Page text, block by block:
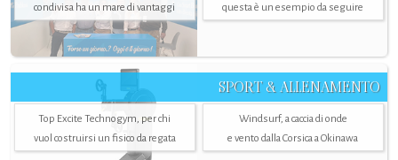
condivisa ha un mare di vantaggi
questa è un esempio da seguire
SPORT & ALLENAMENTO
Top Excite Technogym, per chi
vuol costruirsi un fisico da regata
Windsurf, a caccia di onde
e vento dalla Corsica a Okinawa